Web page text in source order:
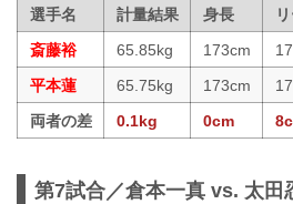
選手名 計量結果 身長
斎藤裕
65.85kg 173cm
平本蓮
65.75kg 173cm
両者の差
0.1kg 0cm
第7試合／倉本一真 vs. 太田